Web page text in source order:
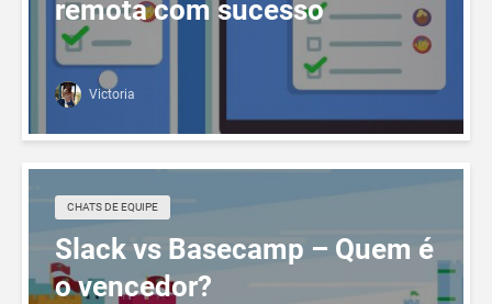
remota com sucesso
Victoria
CHATS DE EQUIPE
Slack vs Basecamp – Quem é
o vencedor?